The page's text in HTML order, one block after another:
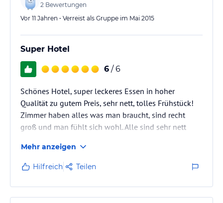
2 Bewertungen
Vor 11 Jahren • Verreist als Gruppe im Mai 2015
Super Hotel
6 / 6
Schönes Hotel, super leckeres Essen in hoher
Qualität zu gutem Preis, sehr nett, tolles Frühstück!
Zimmer haben alles was man braucht, sind recht
groß und man fühlt sich wohl. Alle sind sehr nett
Ist eine gute Alternative zu den Europa Park Hotels
Mehr anzeigen
Hilfreich Teilen